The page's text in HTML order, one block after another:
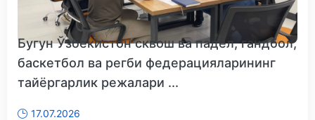
Бугун Ўзбекистон сквош ва падел, гандбол,
баскетбол ва регби федерацияларининг
тайёргарлик режалари ...
17.07.2026